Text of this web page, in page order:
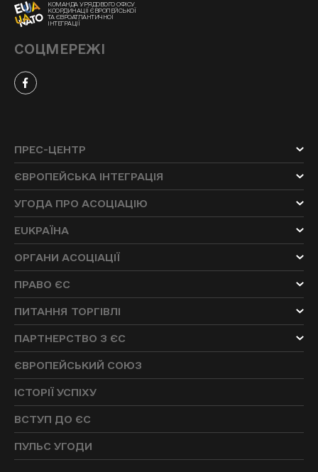
КОМАНДА УРЯДОВОГО ОФІСУ
КООРДИНАЦІЇ ЄВРОПЕЙСЬКОЇ
ТА ЄВРОАТЛАНТИЧНОЇ
ІНТЕГРАЦІЇ
СОЦМЕРЕЖІ
ПРЕС-ЦЕНТР
ЄВРОПЕЙСЬКА ІНТЕГРАЦІЯ
УГОДА ПРО АСОЦІАЦІЮ
EUKРАЇНА
ОРГАНИ АСОЦІАЦІЇ
ПРАВО ЄС
ПИТАННЯ ТОРГІВЛІ
ПАРТНЕРСТВО З ЄС
ЄВРОПЕЙСЬКИЙ СОЮЗ
ІСТОРІЇ УСПІХУ
ВСТУП ДО ЄС
ПУЛЬС УГОДИ